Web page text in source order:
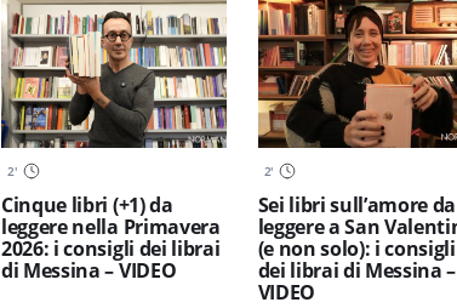
2'
Cinque libri (+1) da
leggere nella Primavera
2026: i consigli dei librai
di Messina – VIDEO
2'
Sei libri sull’amore da
leggere a San
(e non solo): i consigli
dei librai di Messina –
VIDEO